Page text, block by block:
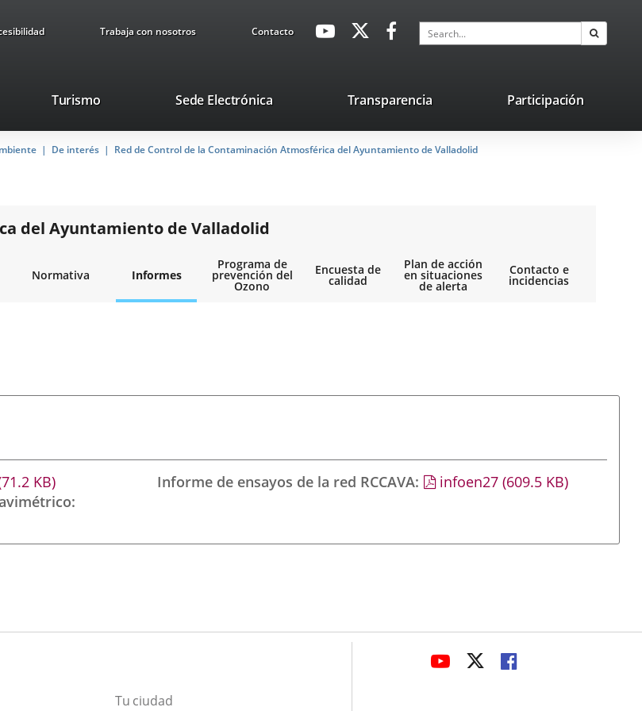
Trabaja con nosotros ContactoavaHeaderSocial
Link
Link
application.
application.
Search
TurismoThis
will
open
up
window.
Sede ElectrónicaLink
external
application.
Transparencia Participación
De interés
Red de Control de la Contaminación Atmosférica del Ayuntamiento de Valladolid
del Ayuntamiento de Valladolid
Normativa Informes
Programa de
prevención del
Ozono
Encuesta de
calidad
Plan de acción
en situaciones
de alerta
Contacto e
incidencias
KB)
Informe de ensayos de la red RCCAVA infoen27 (609.5 KB)
Tu ciudad
LINK
LINKLINK